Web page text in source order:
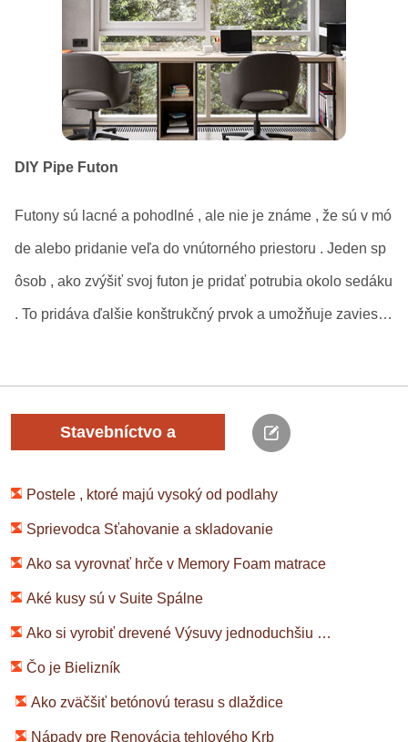
DIY Pipe Futon
Futony sú lacné a pohodlné , ale nie je známe , že sú v mó
de alebo pridanie veľa do vnútorného priestoru . Jeden sp
ôsob , ako zvýšiť svoj ​​futon je pridať potrubia okolo sedáku
. To pridáva ďalšie konštrukčný prvok a umožňuje zaviesť
Stavebníctvo a
Postele , ktoré majú vysoký od podlahy
Sprievodca Sťahovanie a skladovanie
Ako sa vyrovnať hrče v Memory Foam matrace
Aké kusy sú v Suite Spálne
Ako si vyrobiť drevené Výsuvy jednoduchšiu prácu
Čo je Bielizník
Ako zväčšiť betónovú terasu s dlaždice
Nápady pre Renovácia tehlového Krb